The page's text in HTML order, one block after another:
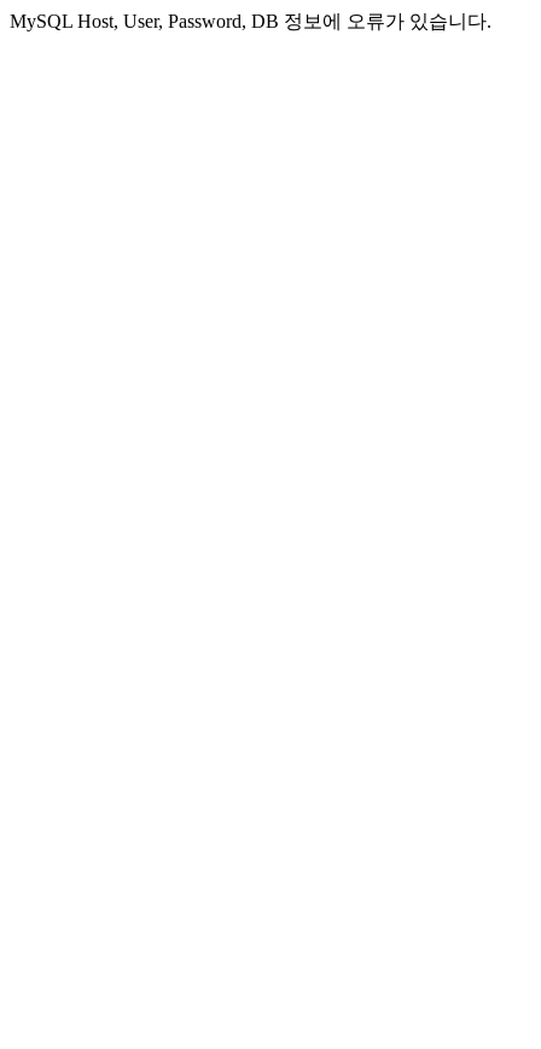
MySQL Host, User, Password, DB 정보에 오류가 있습니다.